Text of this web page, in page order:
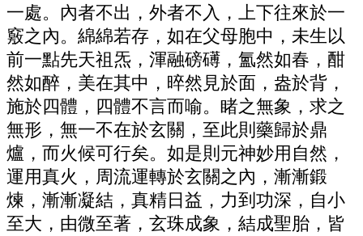
一處。內者不出，外者不入，上下往來於一
竅之內。綿綿若存，如在父母胞中，未生以
前一點先天祖炁，渾融磅礡，氳然如春，酣
然如醉，美在其中，晬然見於面，盎於背，
施於四體，四體不言而喻。睹之無象，求之
無形，無一不在於玄關，至此則藥歸於鼎
爐，而火候可行矣。如是則元神妙用自然，
運用真火，周流運轉於玄關之內，漸漸鍛
煉，漸漸凝結，真精日益，力到功深，自小
至大，由微至著，玄珠成象，結成聖胎，皆